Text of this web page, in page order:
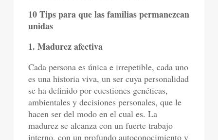
10 Tips para que las familias permanezcan
unidas
1. Madurez afectiva
Cada persona es única e irrepetible, cada uno
es una historia viva, un ser cuya personalidad
se ha definido por cuestiones genéticas,
ambientales y decisiones personales, que le
hacen ser del modo en el cual es. La
madurez se alcanza con un fuerte trabajo
interno, con un profundo autoconocimiento y